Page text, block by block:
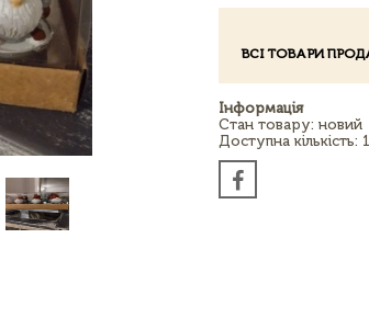
ВСІ ТОВАРИ
Інформація
Стан товару: новий
Доступна кількість: 1